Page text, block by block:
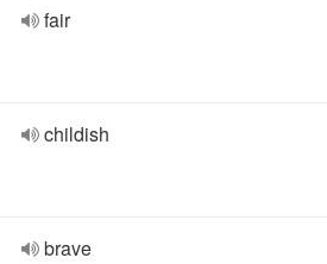
fair
childish
brave